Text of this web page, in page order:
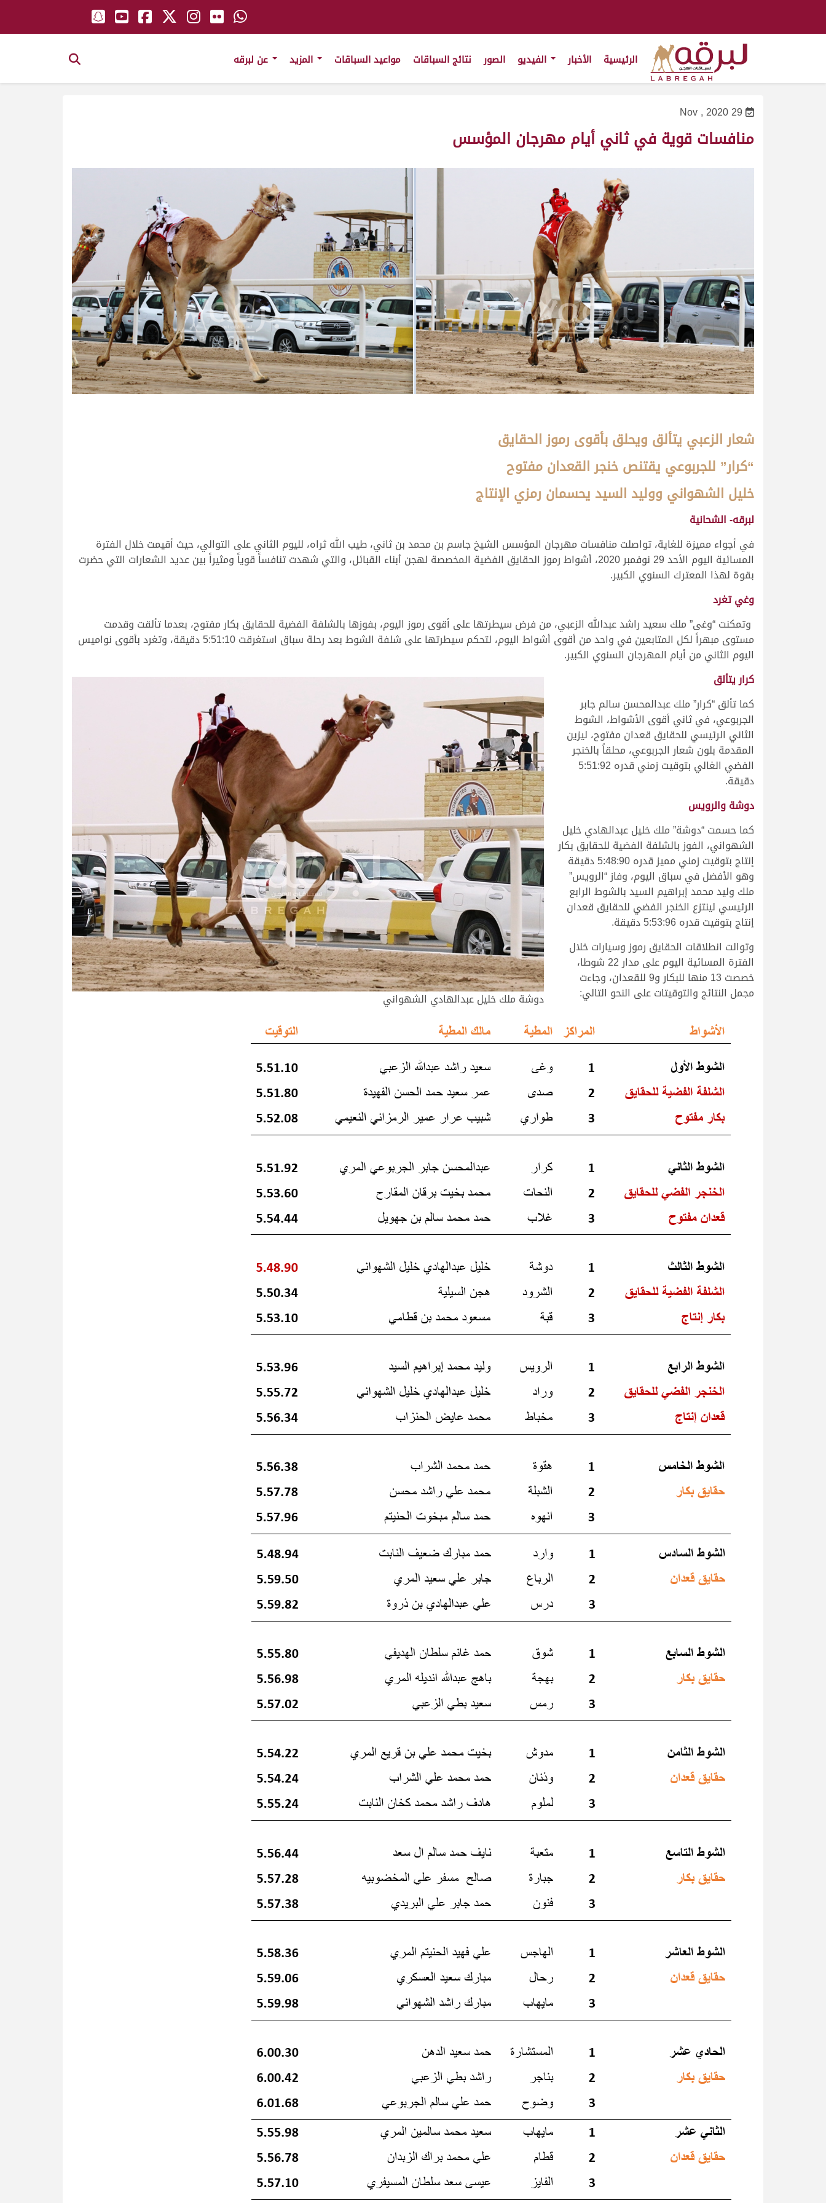
الرئيسية الأخبار الصور نتائج السباقات مواعيد السباقات
29 Nov , 2020
منافسات قوية في ثاني أيام مهرجان المؤسس
شعار الزعبي يتألق ويحلق بأقوى رموز الحقايق
“كرار” للجربوعي يقتنص خنجر القعدان مفتوح
خليل الشهواني ووليد السيد يحسمان رمزي الإنتاج
لبرقه- الشحانية
في أجواء مميزة للغاية، تواصلت منافسات مهرجان المؤسس الشيخ جاسم بن محمد بن ثاني، طيب الله ثراه، لليوم الثاني على التوالي، حيث أقيمت خلال الفترة
المسائية اليوم الأحد 29 نوفمبر 2020، أشواط رموز الحقايق الفضية المخصصة لهجن أبناء القبائل، والتي شهدت تنافساً قوياً ومثيراً بين عديد الشعارات التي حضرت
بقوة لهذا المعترك السنوي الكبير.
وغي تغرد
وتمكنت “وغى” ملك سعيد راشد عبدالله الزعبي، من فرض سيطرتها على أقوى رموز اليوم، بفوزها بالشلفة الفضية للحقايق بكار مفتوح، بعدما تألقت وقدمت
مستوى مبهراً لكل المتابعين في واحد من أقوى أشواط اليوم، لتحكم سيطرتها على شلفة الشوط بعد رحلة سباق استغرقت 5:51:10 دقيقة، وتغرد بأقوى نواميس
اليوم الثاني من أيام المهرجان السنوي الكبير.
دوشة ملك خليل عبدالهادي الشهواني
كرار يتألق
كما تألق “كرار” ملك عبدالمحسن سالم جابر
الجربوعي، في ثاني أقوى الأشواط، الشوط
الثاني الرئيسي للحقايق قعدان مفتوح، ليزين
المقدمة بلون شعار الجربوعي، محلقاً بالخنجر
الفضي الغالي بتوقيت زمني قدره 5:51:92
دقيقة.
دوشة والرويس
كما حسمت “دوشة” ملك خليل عبدالهادي خليل
الشهواني، الفوز بالشلفة الفضية للحقايق بكار
إنتاج بتوقيت زمني مميز قدره 5:48:90 دقيقة
وهو الأفضل في سباق اليوم، وفاز “الرويس”
ملك وليد محمد إبراهيم السيد بالشوط الرابع
الرئيسي لينتزع الخنجر الفضي للحقايق قعدان
إنتاج بتوقيت قدره 5:53:96 دقيقة.
وتوالت انطلاقات الحقايق رموز وسيارات خلال
الفترة المسائية اليوم على مدار 22 شوطا،
خصصت 13 منها للبكار و9 للقعدان، وجاءت
مجمل النتائج والتوقيتات على النحو التالي: